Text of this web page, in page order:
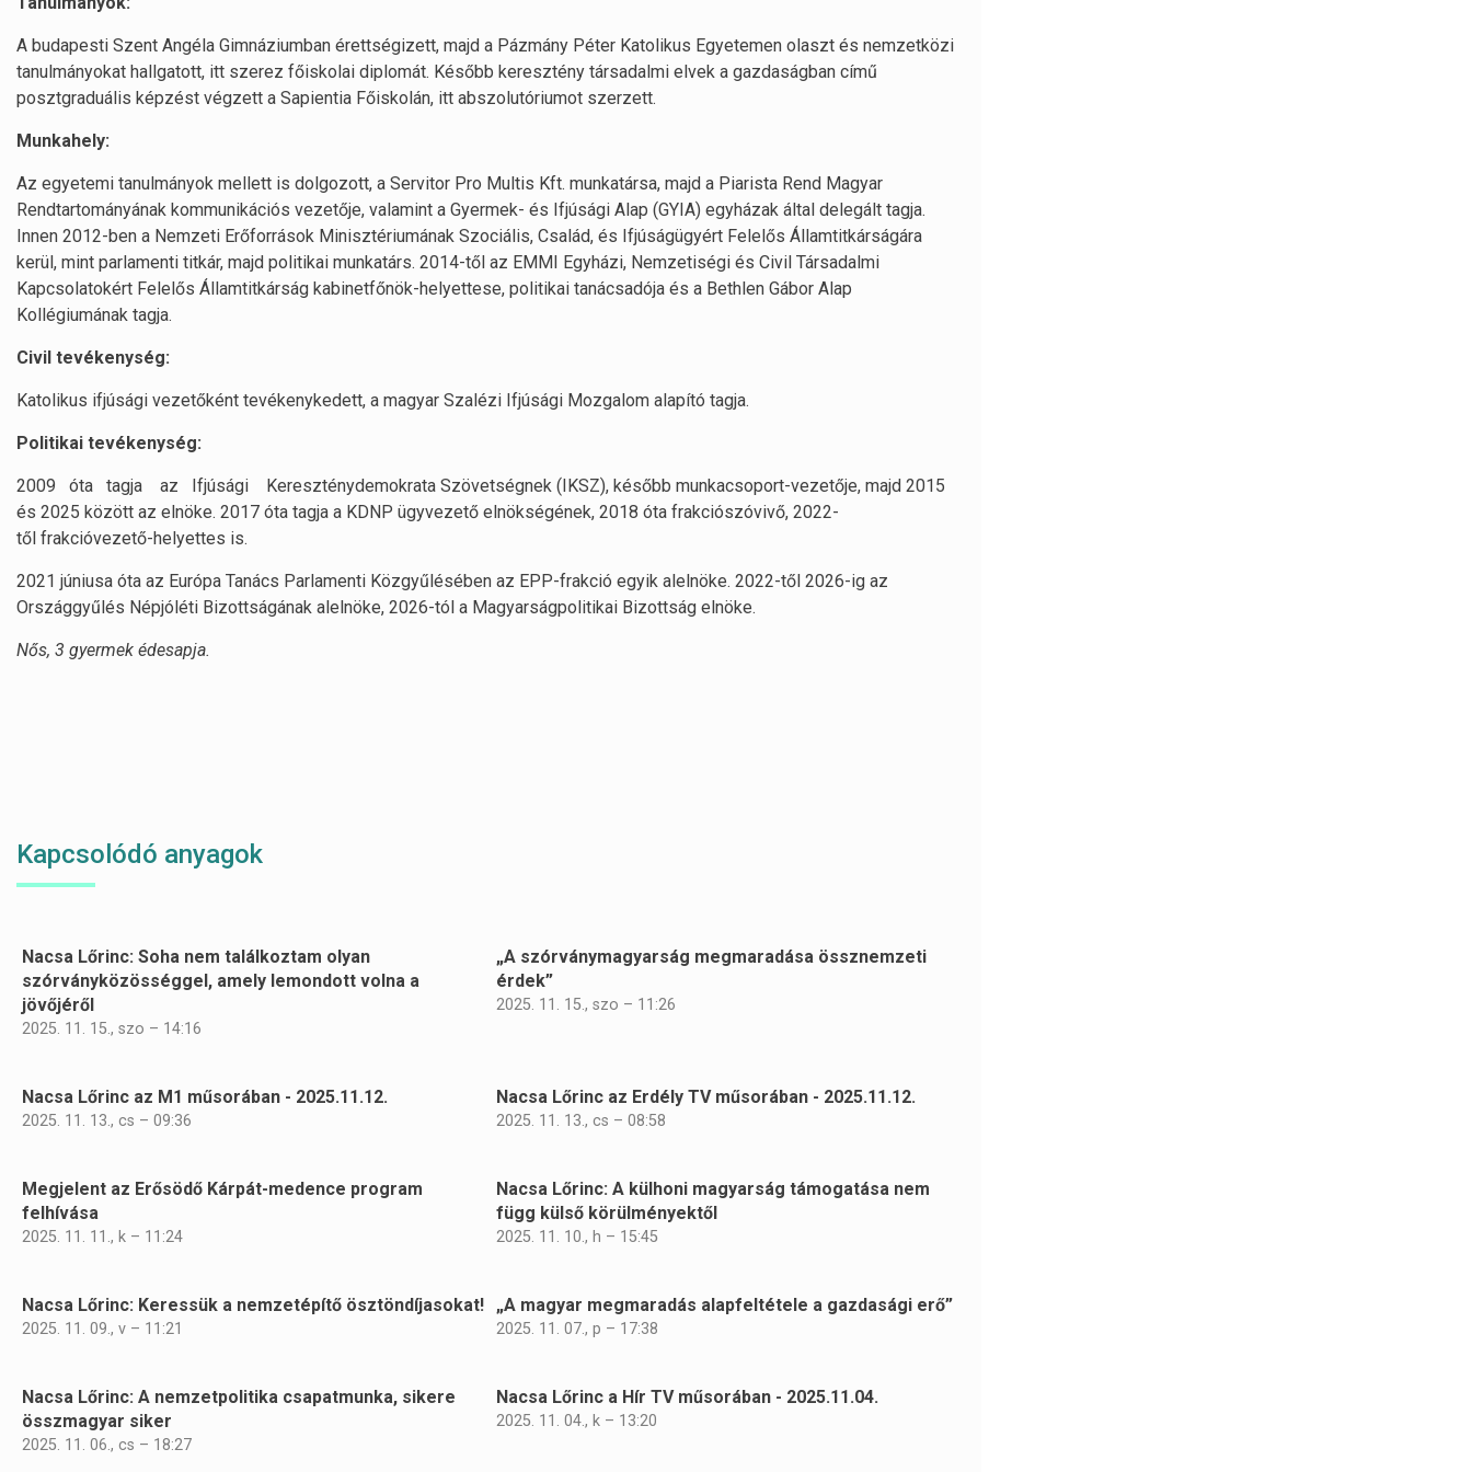
A budapesti Szent Angéla Gimnáziumban érettségizett, majd a Pázmány Péter Katolikus Egyetemen olaszt és nemzetközi
tanulmányokat hallgatott, itt szerez főiskolai diplomát. Később keresztény társadalmi elvek a gazdaságban című
posztgraduális képzést végzett a Sapientia Főiskolán, itt abszolutóriumot szerzett.
Munkahely:
Az egyetemi tanulmányok mellett is dolgozott, a Servitor Pro Multis Kft. munkatársa, majd a Piarista Rend Magyar
Rendtartományának kommunikációs vezetője, valamint a Gyermek- és Ifjúsági Alap (GYIA) egyházak által delegált tagja.
Innen 2012-ben a Nemzeti Erőforrások Minisztériumának Szociális, Család, és Ifjúságügyért Felelős Államtitkárságára
kerül, mint parlamenti titkár, majd politikai munkatárs. 2014-től az EMMI Egyházi, Nemzetiségi és Civil Társadalmi
Kapcsolatokért Felelős Államtitkárság kabinetfőnök-helyettese, politikai tanácsadója és a Bethlen Gábor Alap
Kollégiumának tagja.
Civil tevékenység:
Katolikus ifjúsági vezetőként tevékenykedett, a magyar Szalézi Ifjúsági Mozgalom alapító tagja.
Politikai tevékenység:
2009 óta tagja az Ifjúsági Kereszténydemokrata Szövetségnek (IKSZ), később munkacsoport-vezetője, majd 2015
és 2025 között az elnöke. 2017 óta tagja a KDNP ügyvezető elnökségének, 2018 óta frakciószóvivő, 2022-
től frakcióvezető-helyettes is.
2021 júniusa óta az Európa Tanács Parlamenti Közgyűlésében az EPP-frakció egyik alelnöke. 2022-től 2026-ig az
Országgyűlés Népjóléti Bizottságának alelnöke, 2026-tól a Magyarságpolitikai Bizottság elnöke.
Nős, 3 gyermek édesapja.
Kapcsolódó anyagok
Nacsa Lőrinc: Soha nem találkoztam olyan
szórványközösséggel, amely lemondott volna a
jövőjéről
2025. 11. 15., szo – 14:16
„A szórványmagyarság megmaradása össznemzeti
érdek”
2025. 11. 15., szo – 11:26
Nacsa Lőrinc az M1 műsorában - 2025.11.12.
2025. 11. 13., cs – 09:36
Nacsa Lőrinc az Erdély TV műsorában - 2025.11.12.
2025. 11. 13., cs – 08:58
Megjelent az Erősödő Kárpát-medence program
felhívása
2025. 11. 11., k – 11:24
Nacsa Lőrinc: A külhoni magyarság támogatása nem
függ külső körülményektől
2025. 11. 10., h – 15:45
Nacsa Lőrinc: Keressük a nemzetépítő ösztöndíjasokat!
2025. 11. 09., v – 11:21
„A magyar megmaradás alapfeltétele a gazdasági erő”
2025. 11. 07., p – 17:38
Nacsa Lőrinc: A nemzetpolitika csapatmunka, sikere
összmagyar siker
2025. 11. 06., cs – 18:27
Nacsa Lőrinc a Hír TV műsorában - 2025.11.04.
2025. 11. 04., k – 13:20
Oldalszámozás